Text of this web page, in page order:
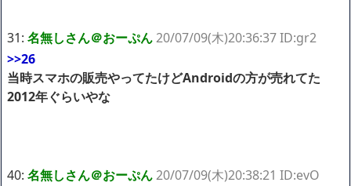
31: 名無しさん＠おーぷん20/07/09(木)20:36:37 ID:gr2
>>26
当時スマホの販売やってたけどAndroidの方が売れてた
2012年ぐらいやな
40: 名無しさん＠おーぷん20/07/09(木)20:38:21 ID:evO